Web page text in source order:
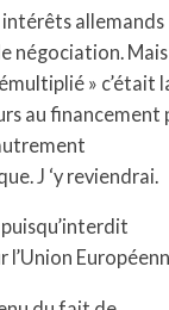
intérêts allemands
négociation. Mais
» c’était
au financement
J ‘y reviendrai.